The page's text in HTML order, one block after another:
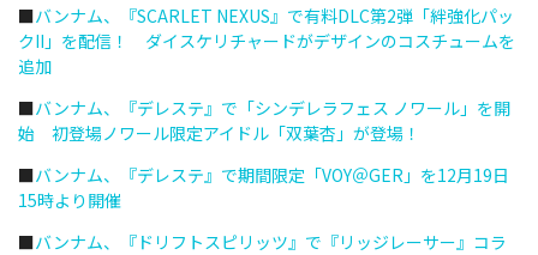
■バンナム、『SCARLET NEXUS』で有料DLC第2弾「絆強化パッ
クII」を配信！ ダイスケリチャードがデザインのコスチュームを
追加
■バンナム、『デレステ』で「シンデレラフェス ノワール」を開
始 初登場ノワール限定アイドル「双葉杏」が登場！
■バンナム、『デレステ』で期間限定「VOY＠GER」を12月19日
15時より開催
■バンナム、『ドリフトスピリッツ』で『リッジレーサー』コラ